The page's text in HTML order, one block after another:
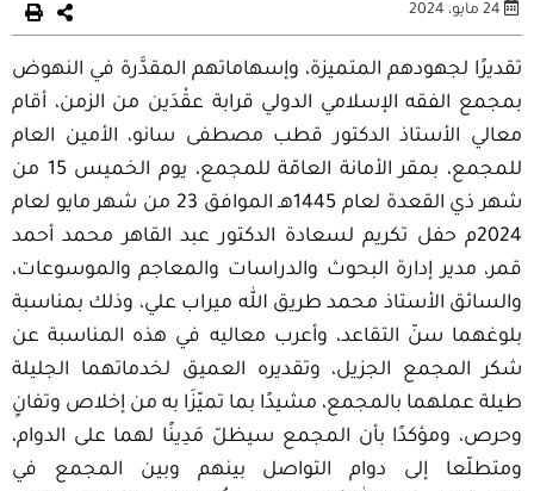
24 مايو، 2024
تقديرًا لجهودهم المتميزة، وإسهاماتهم المقدَّرة في النهوض
بمجمع الفقه الإسلامي الدولي قرابة عقْدَين من الزمن، أقام
معالي الأستاذ الدكتور قطب مصطفى سانو، الأمين العام
للمجمع، بمقر الأمانة العامّة للمجمع، يوم الخميس 15 من
شهر ذي القعدة لعام 1445هـ الموافق 23 من شهر مايو لعام
2024م حفل تكريم لسعادة الدكتور عبد القاهر محمد أحمد
قمر، مدير إدارة البحوث والدراسات والمعاجم والموسوعات،
والسائق الأستاذ محمد طريق الله ميراب علي، وذلك بمناسبة
بلوغهما سنّ التقاعد، وأعرب معاليه في هذه المناسبة عن
شكر المجمع الجزيل، وتقديره العميق لخدماتهما الجليلة
طيلة عملهما بالمجمع، مشيدًا بما تميّزَا به من إخلاص وتفانٍ
وحرص، ومؤكدًا بأن المجمع سيظلّ مَدِينًا لهما على الدوام،
ومتطلّعا إلى دوام التواصل بينهم وبين المجمع في